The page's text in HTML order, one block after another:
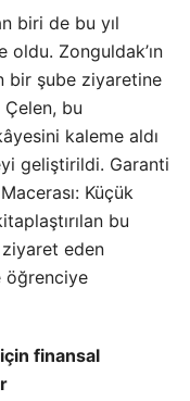
biri de bu yıl
Zonguldak’ın
bir şube ziyaretine
bu
kaleme aldı
geliştirildi. Garanti
Küçük
bu
eden
öğrenciye
finansal